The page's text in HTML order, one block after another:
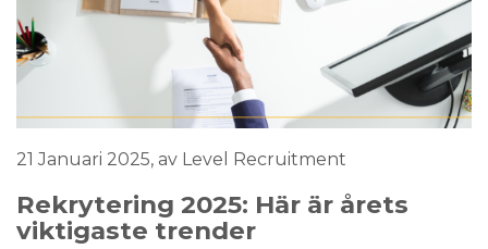
21 Januari 2025, av Level Recruitment
Rekrytering 2025: Här är årets
viktigaste trender